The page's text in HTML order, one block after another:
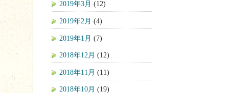
2019年3月 (12)
2019年2月 (4)
2019年1月 (7)
2018年12月 (12)
2018年11月 (11)
2018年10月 (19)